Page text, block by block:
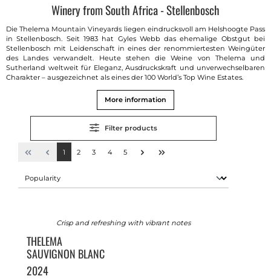
Winery from South Africa - Stellenbosch
Die Thelema Mountain Vineyards liegen eindrucksvoll am Helshoogte Pass
in Stellenbosch. Seit 1983 hat Gyles Webb das ehemalige Obstgut bei
Stellenbosch mit Leidenschaft in eines der renommiertesten Weingüter
des Landes verwandelt. Heute stehen die Weine von Thelema und
Sutherland weltweit für Eleganz, Ausdruckskraft und unverwechselbaren
Charakter – ausgezeichnet als eines der 100 World’s Top Wine Estates.
More information
Filter products
1 2 3 4 5
Crisp and refreshing with vibrant notes
THELEMA
SAUVIGNON BLANC
2024